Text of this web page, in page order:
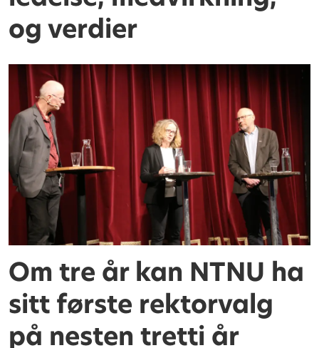
og verdier
Om tre år kan NTNU ha
sitt første rektorvalg
på nesten tretti år